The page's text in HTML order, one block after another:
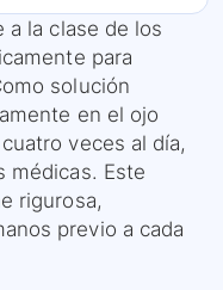
la clase de los
para
solución
en el ojo
veces al día,
médicas. Este
rigurosa,
previo a cada